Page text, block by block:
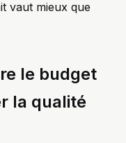
vaut mieux que
le budget
la qualité